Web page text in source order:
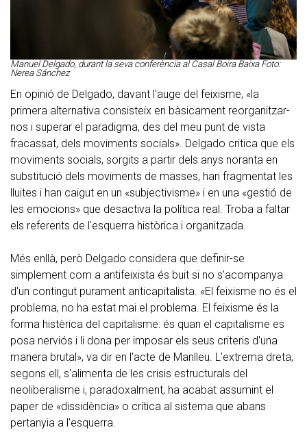
Manuel Delgado, durant la seva conferència al Casal Boira Baixa Foto:
Nerea Sánchez
En opinió de Delgado, davant l'auge del feixisme, «la
primera alternativa consisteix en bàsicament reorganitzar-
nos i superar el paradigma, des del meu punt de vista
fracassat, dels moviments socials». Delgado critica que els
moviments socials, sorgits a partir dels anys noranta en
substitució dels moviments de masses, han fragmentat les
lluites i han caigut en un «subjectivisme» i en una «gestió de
les emocions» que desactiva la política real. Troba a faltar
els referents de l'esquerra històrica i organitzada.
Més enllà, però Delgado considera que definir-se
simplement com a antifeixista és buit si no s'acompanya
d'un contingut purament anticapitalista. «El feixisme no és el
problema, no ha estat mai el problema. El feixisme és la
forma histèrica del capitalisme: és quan el capitalisme es
posa nerviós i li dona per imposar els seus criteris d'una
manera brutal», va dir en l'acte de Manlleu. L'extrema dreta,
segons ell, s'alimenta de les crisis estructurals del
neoliberalisme i, paradoxalment, ha acabat assumint el
paper de «dissidència» o crítica al sistema que abans
pertanyia a l'esquerra.